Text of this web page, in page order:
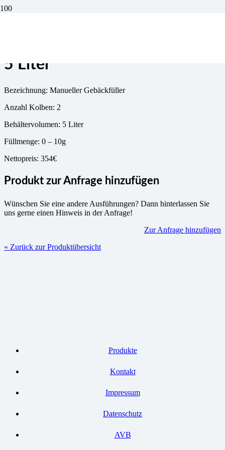
5 Liter
Bezeichnung: Manueller Gebäckfüller
Anzahl Kolben: 2
Behältervolumen: 5 Liter
Füllmenge: 0 – 10g
Nettopreis: 354€
Produkt zur Anfrage hinzufügen
Wünschen Sie eine andere Ausführungen? Dann hinterlassen Sie
uns gerne einen Hinweis in der Anfrage!
Zur Anfrage hinzufügen
« Zurück zur Produktübersicht
Produkte
Kontakt
Impressum
Datenschutz
AVB